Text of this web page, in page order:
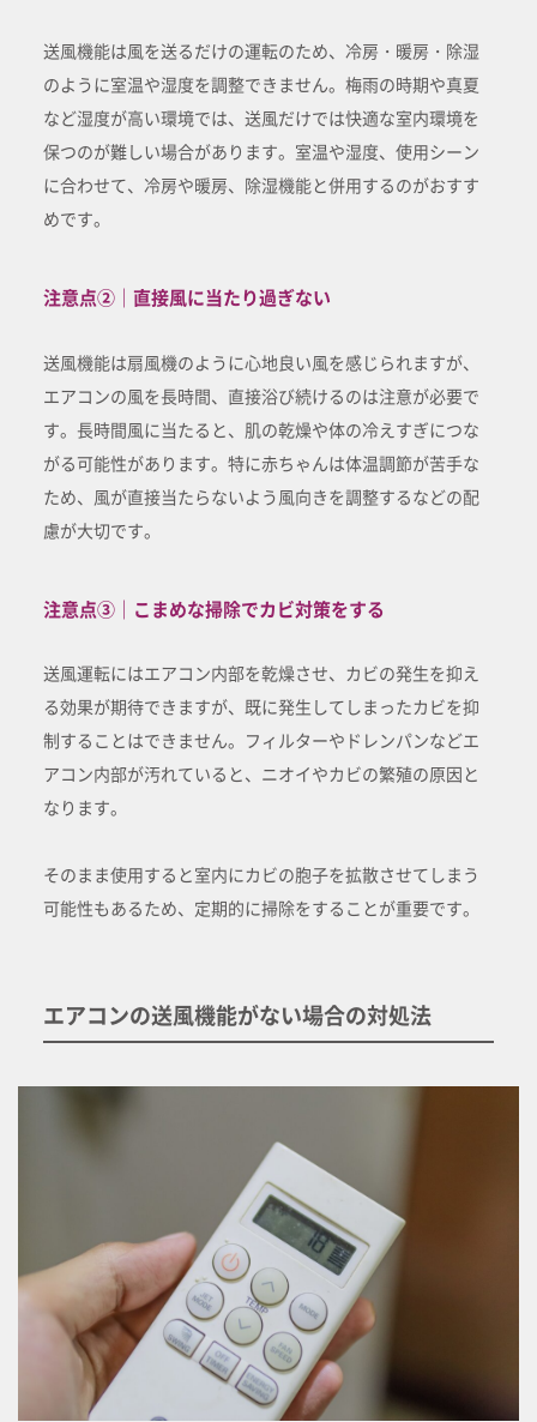
送風機能は風を送るだけの運転のため、冷房・暖房・除湿
のように室温や湿度を調整できません。梅雨の時期や真夏
など湿度が高い環境では、送風だけでは快適な室内環境を
保つのが難しい場合があります。室温や湿度、使用シーン
に合わせて、冷房や暖房、除湿機能と併用するのがおすす
めです。
注意点②｜直接風に当たり過ぎない
送風機能は扇風機のように心地良い風を感じられますが、
エアコンの風を長時間、直接浴び続けるのは注意が必要で
す。長時間風に当たると、肌の乾燥や体の冷えすぎにつな
がる可能性があります。特に赤ちゃんは体温調節が苦手な
ため、風が直接当たらないよう風向きを調整するなどの配
慮が大切です。
注意点③｜こまめな掃除でカビ対策をする
送風運転にはエアコン内部を乾燥させ、カビの発生を抑え
る効果が期待できますが、既に発生してしまったカビを抑
制することはできません。フィルターやドレンパンなどエ
アコン内部が汚れていると、ニオイやカビの繁殖の原因と
なります。
そのまま使用すると室内にカビの胞子を拡散させてしまう
可能性もあるため、定期的に掃除をすることが重要です。
エアコンの送風機能がない場合の対処法